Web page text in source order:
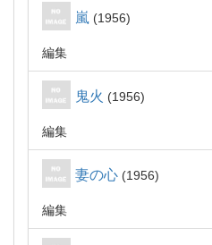
嵐 1956
編集
鬼火 1956
編集
妻の心 1956
編集